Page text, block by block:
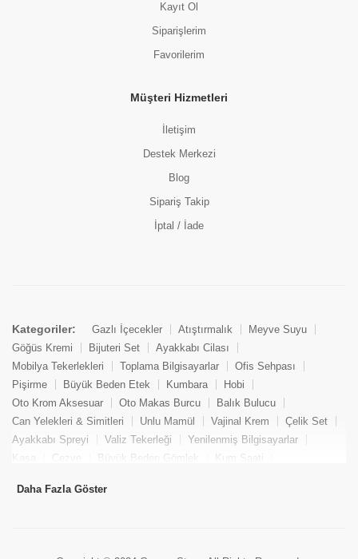
Kayıt Ol
Siparişlerim
Favorilerim
Müşteri Hizmetleri
İletişim
Destek Merkezi
Blog
Sipariş Takip
İptal / İade
Kategoriler: Gazlı İçecekler Atıştırmalık
Meyve Suyu
Göğüs Kremi
Bijuteri Set
Ayakkabı Cilası
Mobilya Tekerlekleri
Toplama Bilgisayarlar
Ofis Sehpası
Pişirme
Büyük Beden Etek Kumbara
Hobi
Oto Krom Aksesuar
Oto Makas Burcu
Balık Bulucu
Can Yelekleri & Simitleri
Unlu Mamül Vajinal Krem
Çelik Set
Ayakkabı Spreyi
Valiz Tekerleği
Yenilenmiş Bilgisayarlar
Kasa
Cezve Büyük Beden Gömlek
Kum Saati
Tekne Bağlama & Demirleme
Daha Fazla Göster